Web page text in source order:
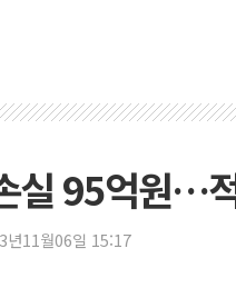
실 95억원…
년11월06일 15:17